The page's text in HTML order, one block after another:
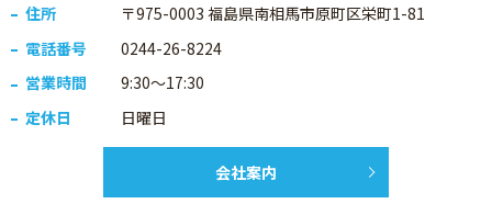
住所
〒975-0003 福島県南相馬市原町区栄町1-81
電話番号
0244-26-8224
営業時間
9:30～17:30
定休日
日曜日
会社案内